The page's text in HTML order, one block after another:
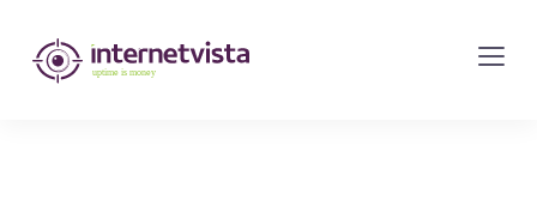
internetvista
Monitoring